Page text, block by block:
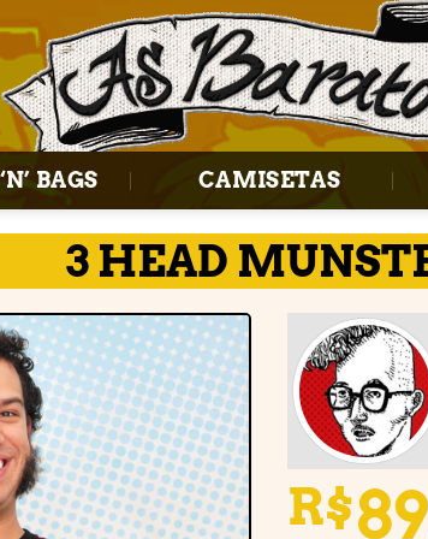
BAGS CAMISETAS
3 HEAD
Adicionar
à lista de
desejos
R$